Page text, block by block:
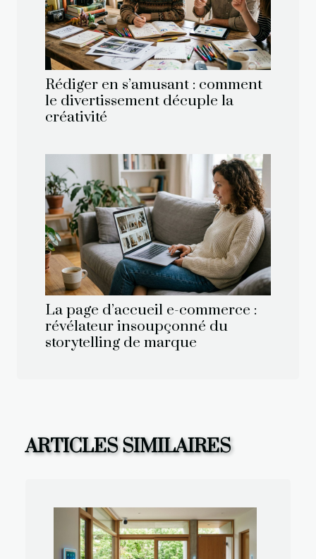
Rédiger en s’amusant : comment
le divertissement décuple la
créativité
La page d’accueil e-commerce :
révélateur insoupçonné du
storytelling de marque
ARTICLES SIMILAIRES